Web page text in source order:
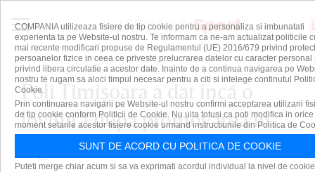
Poli Timişoara a dat încă o
lovitură după promovarea în
COMPANIA utilizeaza fisiere de tip cookie pentru a personaliza si imbunatati
experienta ta pe Website-ul nostru. Te informam ca ne-am actualizat politicile
mai recente modificari propuse de Regulamentul (UE) 2016/679 privind
persoanelor fizice in ceea ce priveste prelucrarea datelor cu caracter personal
privind libera circulatie a acestor date. Inainte de a continua navigarea pe
nostru te rugam sa aloci timpul necesar pentru a citi si intelege continutul
Cookie.
Prin continuarea navigarii pe Website-ul nostru confirmi acceptarea utilizarii
de tip cookie conform Politicii de Cookie. Nu uita totusi ca poti modifica in orice
moment setarile acestor fisiere cookie urmand instructiunile din Politica de
SUNT DE ACORD CU POLITICA DE COOKIE
Puteti merge chiar acum si sa va exprimati acordul individual la nivel de